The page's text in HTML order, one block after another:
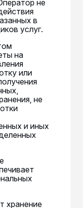
не
в
услуг.
на
или
не
и иных
хранение